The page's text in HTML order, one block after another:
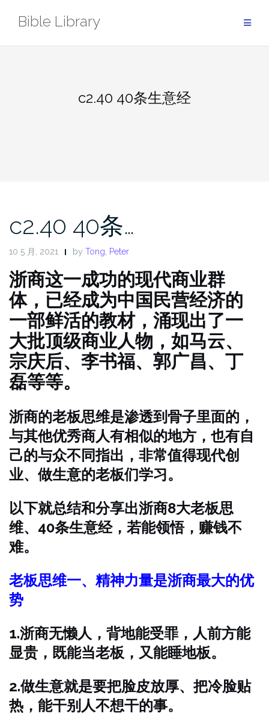
Bible Library
c2.40 40条生意经
c2.40 40条…
10 5 月, 2021 by Tong, Peter
浙商这一成功的现代商业群
体，已经成为中国民营经济的
一部鲜活的教材，涌现出了一
大批顶级商业人物，如马云、
宗庆后、李书福、郭广昌、丁
磊等等。
浙商的老板思维是渗透到骨子里面的，
与其他优秀商人有相似的地方，也有自
己的与众不同指出，非常值得现代创
业、做生意的老板们学习。
以下就总结和分享出浙商8大老板思
维、40条生意经，若能领悟，赚钱不
难。
老板思维一、精神力量是浙商最大的优
势
1.浙商无懒人，背地能受罪，人前方能
显贵，既能当老板，又能睡地板。
2.做生意就是要把脸皮放厚、把冷脸贴
热，能干别人不想干的事。